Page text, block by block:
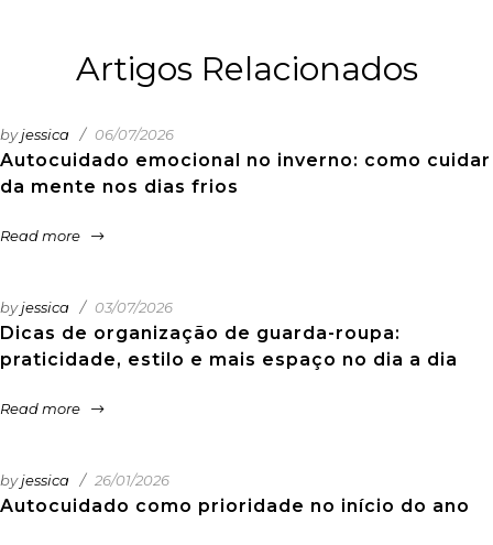
Artigos Relacionados
Autocuidado emocional no inverno: como cuidar
da mente nos dias frios
byjessica 06/07/2026
Read more
Dicas de organização de guarda-roupa:
praticidade, estilo e mais espaço no dia a dia
byjessica 03/07/2026
Read more
Autocuidado como prioridade no início do ano
byjessica 26/01/2026